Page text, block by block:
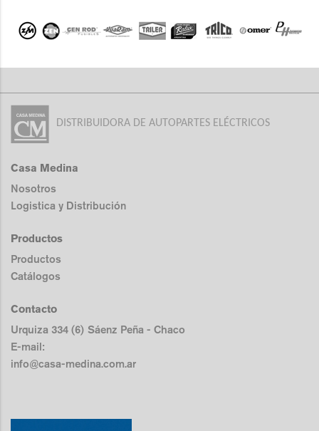
DISTRIBUIDORA DE AUTOPARTES ELÉCTRICOS
Casa Medina
Nosotros
Logistica y Distribución
Productos
Productos
Catálogos
Contacto
Urquiza 334 (6) Sáenz Peña - Chaco
E-mail:
info@casa-medina.com.ar